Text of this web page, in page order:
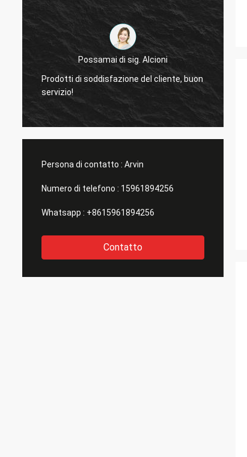
Possamai di sig. Alcioni
Prodotti di soddisfazione del cliente, buon
servizio!
Persona di contatto : Arvin
Numero di telefono : 15961894256
Whatsapp : +8615961894256
Contatto